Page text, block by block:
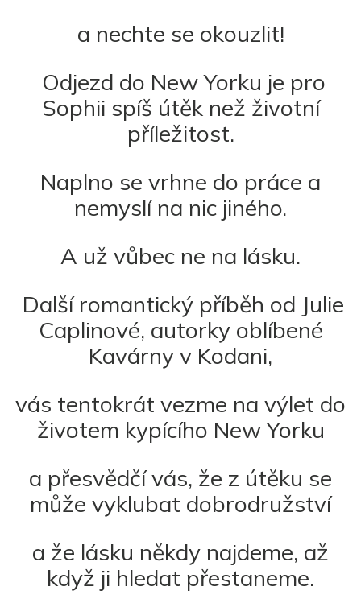
a nechte se okouzlit!
Odjezd do New Yorku je pro
Sophii spíš útěk než životní
příležitost.
Naplno se vrhne do práce a
nemyslí na nic jiného.
A už vůbec ne na lásku.
Další romantický příběh od Julie
Caplinové, autorky oblíbené
Kavárny v Kodani,
vás tentokrát vezme na výlet do
životem kypícího New Yorku
a přesvědčí vás, že z útěku se
může vyklubat dobrodružství
a že lásku někdy najdeme, až
když ji hledat přestaneme.